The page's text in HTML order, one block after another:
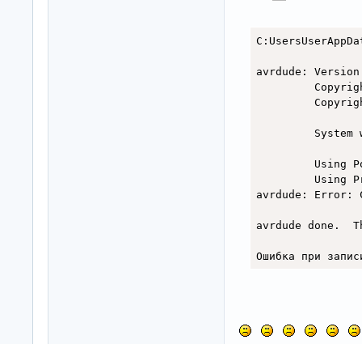
avrdude: Version
System
Using
Using
avrdude: Error:
avrdude done.
Ошибка при